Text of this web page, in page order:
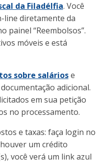
da Filadélfia. Você
line diretamente da
painel “Reembolsos”.
móveis e está
sobre saláriose
adicional.
em sua petição
no processamento.
e taxas: faça login no
houver um crédito
você verá um link azul